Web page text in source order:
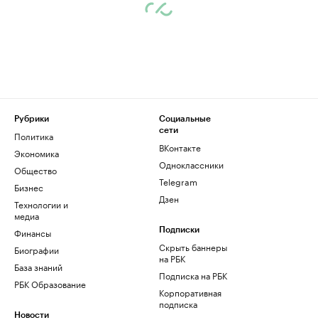
Рубрики
Политика
Экономика
Общество
Бизнес
Технологии и
медиа
Финансы
Биографии
База знаний
РБК Образование
Новости
Социальные
сети
ВКонтакте
Одноклассники
Telegram
Дзен
Подписки
Скрыть баннеры
на РБК
Подписка на РБК
Корпоративная
подписка